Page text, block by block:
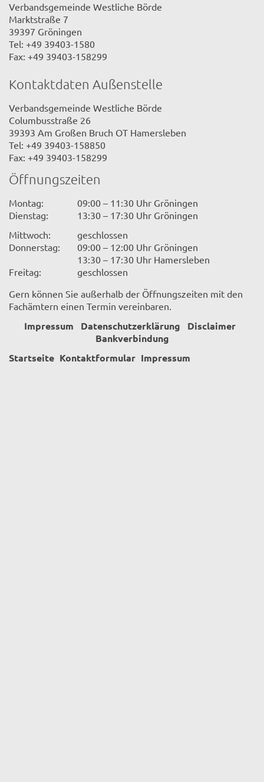
Verbandsgemeinde Westliche Börde
Marktstraße 7
39397 Gröningen
Tel: +49 39403-1580
Fax: +49 39403-158299
Kontaktdaten Außenstelle
Verbandsgemeinde Westliche Börde
Columbusstraße 26
39393 Am Großen Bruch OT Hamersleben
Tel: +49 39403-158850
Fax: +49 39403-158299
Öffnungszeiten
Montag:
09:00 – 11:30 Uhr Gröningen
Dienstag:
13:30 – 17:30 Uhr Gröningen
Mittwoch:
geschlossen
Donnerstag:
09:00 – 12:00 Uhr Gröningen
13:30 – 17:30 Uhr Hamersleben
Freitag:
geschlossen
Gern können Sie außerhalb der Öffnungszeiten mit den
Fachämtern einen Termin vereinbaren.
Impressum Datenschutzerklärung
Disclaimer
Bankverbindung
Startseite Kontaktformular Impressum